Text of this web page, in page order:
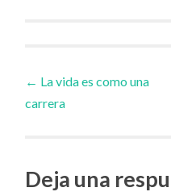
Navegador
de
artículos
← La vida es como una
carrera
Deja una